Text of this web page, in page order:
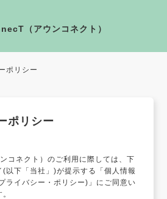
（アウンコネクト）
ポリシー
ポリシー
コネクト）のご利用に際しては、下
以下「当社」)が提示する「個人情報
ライバシー・ポリシー)」にご同意い